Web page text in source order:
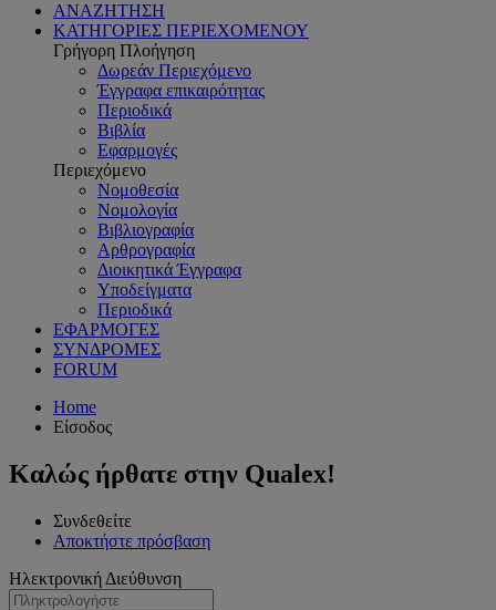
ΑΝΑΖΗΤΗΣΗ
ΚΑΤΗΓΟΡΙΕΣ ΠΕΡΙΕΧΟΜΕΝΟΥ
Γρήγορη Πλοήγηση
Δωρεάν Περιεχόμενο
Έγγραφα επικαιρότητας
Περιοδικά
Βιβλία
Εφαρμογές
Περιεχόμενο
Νομοθεσία
Νομολογία
Βιβλιογραφία
Αρθρογραφία
Διοικητικά Έγγραφα
Υποδείγματα
Περιοδικά
ΕΦΑΡΜΟΓΕΣ
ΣΥΝΔΡΟΜΕΣ
FORUM
Home
Είσοδος
Καλώς ήρθατε στην Qualex!
Συνδεθείτε
Αποκτήστε πρόσβαση
Ηλεκτρονική Διεύθυνση